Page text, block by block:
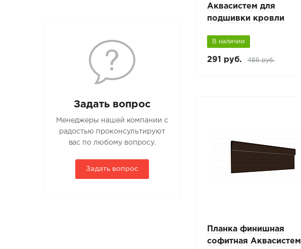
Задать вопрос
Менеджеры нашей компании с
радостью проконсультируют
вас по любому вопросу.
Задать вопрос
Аквасистем для
подшивки кровли
В наличии
291 руб. 486 руб.
Планка финишная
софитная Аквасистем